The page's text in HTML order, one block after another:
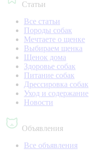
Статьи
Все статьи
Породы собак
Мечтаете о щенке
Выбираем щенка
Щенок дома
Здоровье собак
Питание собак
Дрессировка собак
Уход и содержание
Новости
Объявления
Все объявления